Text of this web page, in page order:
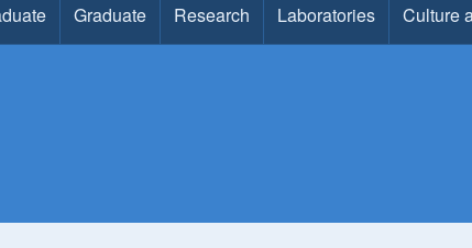
Graduate Research Laboratories Culture